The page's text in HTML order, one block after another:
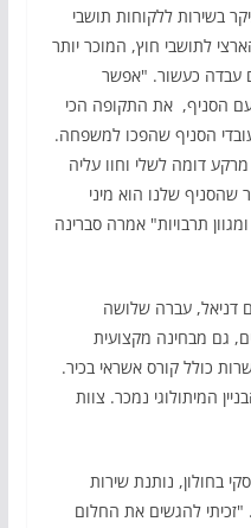
בשירות ללקוחות תושבי
לתושבי חוץ, המוכר יותר
עבדה כעשור. "אפשר
הסניף, את התקופה הכי
הסניף שהפכו למשפחה.
דומה לשלי וחוו עליה
שהסניף שלנו הוא מיני
תרבויות" אמרה סברינה
דניאל, עברה שלושה
גם מבחינה מקצועית
כולל קורס אשראי בכיר.
והבניין המיתולוגי נמכר. צוות
בחולון, נותנת שירות
להגשים את החלום